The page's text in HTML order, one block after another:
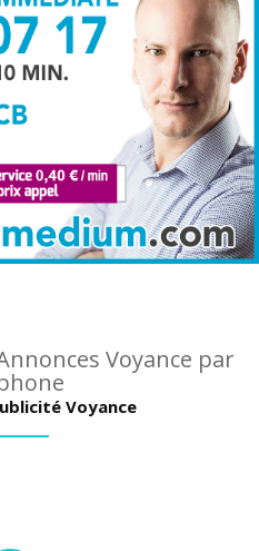
Voyance par
Voyance